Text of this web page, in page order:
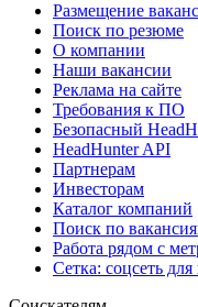
Размещение
Поиск по резюме
О компании
Наши вакансии
Реклама на сайте
Требования к ПО
Безопасный
HeadHunter API
Партнерам
Инвесторам
Каталог компаний
Поиск по
Работа рядом с
Сетка: соцсеть